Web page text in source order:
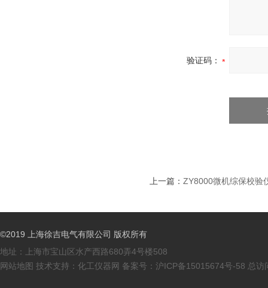
验证码：
上一篇： ZY8000微机综保校验
©2019 上海徐吉电气有限公司 版权所有
地址：上海市宝山区水产西路680弄4号楼508
网站地图 技术支持： 化工仪器网 备案号： 沪ICP备15015674号-58 总访